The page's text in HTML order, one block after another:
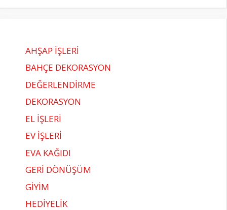
AHŞAP İŞLERİ
BAHÇE DEKORASYON
DEĞERLENDİRME
DEKORASYON
EL İŞLERİ
EV İŞLERİ
EVA KAĞIDI
GERİ DÖNÜŞÜM
GİYİM
HEDİYELİK